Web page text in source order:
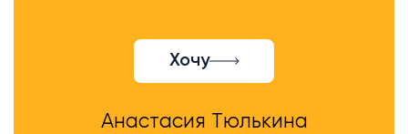
Хочу
Анастасия Тюлькина